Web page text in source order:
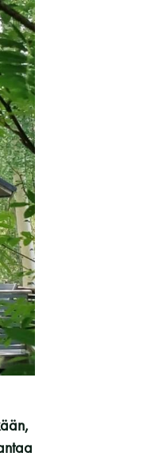
tarkoitus
vaalii perinteisiä,
joiden
saunarauhan
Seura vaalii
ja pyrkii kehittämään
ja edistämään sitä
LUE LISÄÄ